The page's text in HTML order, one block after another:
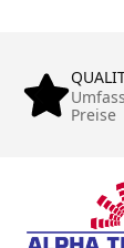
Preise